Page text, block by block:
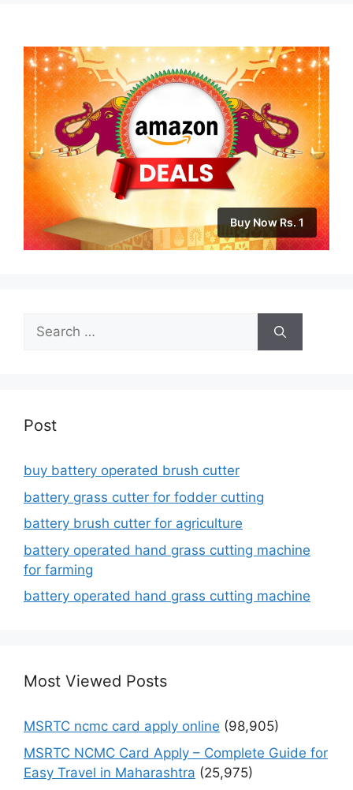
Buy Now Rs. 1
Search
for:
Post
buy battery operated brush cutter
battery grass cutter for fodder cutting
battery brush cutter for agriculture
battery operated hand grass cutting machine
for farming
battery operated hand grass cutting machine
Most Viewed Posts
MSRTC ncmc card apply online (98,905)
MSRTC NCMC Card Apply – Complete Guide for
Easy Travel in Maharashtra (25,975)